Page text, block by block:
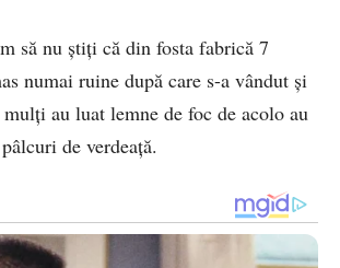
să nu știți că din fosta fabrică 7
numai ruine după care s-a vândut și
au luat lemne de foc de acolo au
de verdeață.